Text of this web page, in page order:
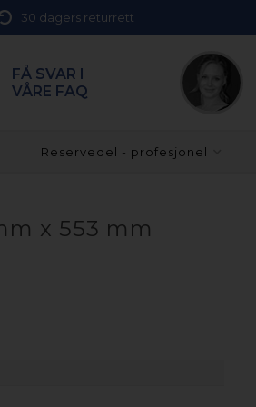
30 dagers returrett
FÅ SVAR I
VÅRE FAQ
Reservedel - profesjonel
x 553 mm